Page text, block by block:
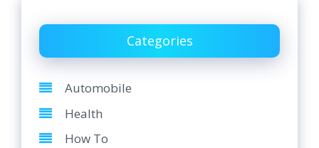
Categories
Automobile
Health
How To